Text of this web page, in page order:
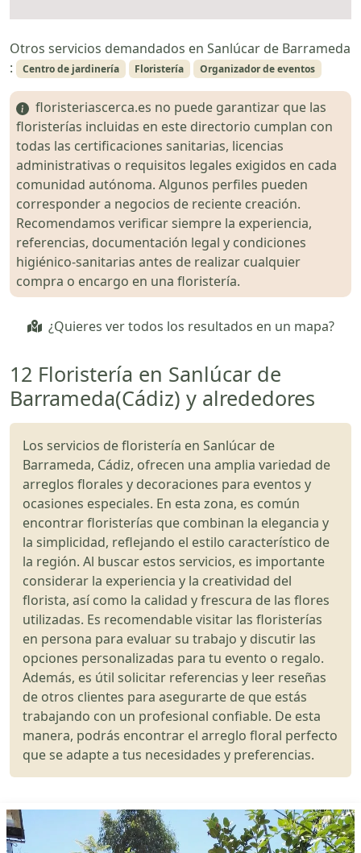
Otros servicios demandados en Sanlúcar de Barrameda
:
Centro de jardinería Floristería Organizador de eventos
floristeriascerca.es no puede garantizar que las
floristerías incluidas en este directorio cumplan con
todas las certificaciones sanitarias, licencias
administrativas o requisitos legales exigidos en cada
comunidad autónoma. Algunos perfiles pueden
corresponder a negocios de reciente creación.
Recomendamos verificar siempre la experiencia,
referencias, documentación legal y condiciones
higiénico-sanitarias antes de realizar cualquier
compra o encargo en una floristería.
¿Quieres ver todos los resultados en un mapa?
12 Floristería en Sanlúcar de
Barrameda(Cádiz) y alrededores
Los servicios de floristería en Sanlúcar de
Barrameda, Cádiz, ofrecen una amplia variedad de
arreglos florales y decoraciones para eventos y
ocasiones especiales. En esta zona, es común
encontrar floristerías que combinan la elegancia y
la simplicidad, reflejando el estilo característico de
la región. Al buscar estos servicios, es importante
considerar la experiencia y la creatividad del
florista, así como la calidad y frescura de las flores
utilizadas. Es recomendable visitar las floristerías
en persona para evaluar su trabajo y discutir las
opciones personalizadas para tu evento o regalo.
Además, es útil solicitar referencias y leer reseñas
de otros clientes para asegurarte de que estás
trabajando con un profesional confiable. De esta
manera, podrás encontrar el arreglo floral perfecto
que se adapte a tus necesidades y preferencias.